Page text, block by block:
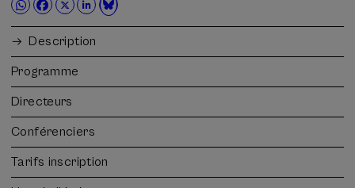
Description
Programme
Directeurs
Conférenciers
Tarifs inscription